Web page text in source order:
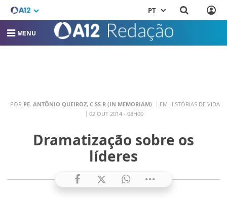
PT
MENU
POR PE. ANTÔNIO QUEIROZ, C.SS.R (IN MEMORIAM)
EM HISTÓRIAS DE VIDA
02 OUT 2014 - 08H00
Dramatização sobre os
líderes